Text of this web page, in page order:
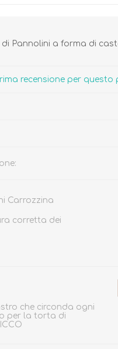
Bavaglini
di Pannolini a forma di
recensione per
Carrozzina
corretta dei
che circonda ogni
per la torta di